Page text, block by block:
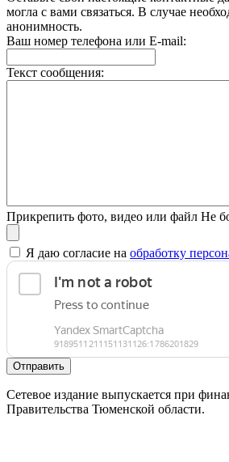
могла с вами связаться. В случае
анонимность.
Ваш номер телефона или E-mail:
Текст сообщения:
Прикрепить фото, видео или файл Не
Я даю согласие на обработку
Отправить
Сетевое издание выпускается при
Правительства Тюменской области.